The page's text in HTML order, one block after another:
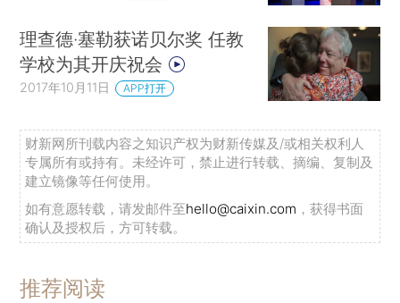
理查德·塞勒获诺贝尔奖 任教
学校为其开庆祝会
2017年10月11日 APP打开
财新网所刊载内容之知识产权为财新传媒及/或相关权利人
专属所有或持有。未经许可，禁止进行转载、摘编、复制及
建立镜像等任何使用。
如有意愿转载，请发邮件至hello@caixin.com ，获得书面
确认及授权后，方可转载。
推荐阅读